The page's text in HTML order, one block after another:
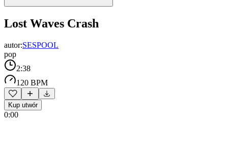
Lost Waves Crash
autor:SESPOOL
pop
2:38
120 BPM
Kup utwór
0:00